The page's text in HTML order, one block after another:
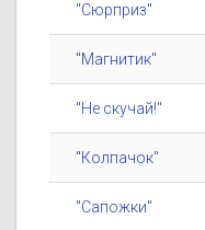
"Сюрприз"
"Магнитик"
"Не скучай!"
"Колпачок"
"Сапожки"